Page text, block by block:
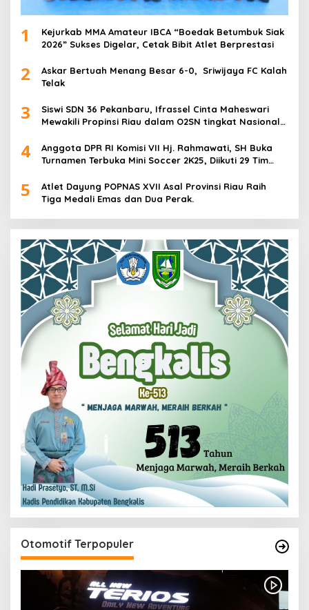
1
Kejurkab MMA Amateur IBCA “Boedak Betumbuk Siak
2026” Sukses Digelar, Cetak Bibit Atlet Berprestasi
2
Askar Bertuah Menang Besar 6-0, Sriwijaya FC Kalah
Telak
3
Siswi SDN 36 Pekanbaru, Ifrassel Cinta Maheswari
Mewakili Propinsi Riau dalam O2SN tingkat Nasional
4
Anggota DPR RI Komisi VII Hj. Rahmawati, SH Buka
Turnamen Terbuka Mini Soccer 2K25, Diikuti 29 Tim
5
Atlet Dayung POPNAS XVII Asal Provinsi Riau Raih
Tiga Medali Emas dan Dua Perak.
Otomotif Terpopuler